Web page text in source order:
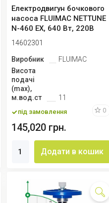
Електродвигун бочкового
насоса FLUIMAC NETTUNE
N-460 EX, 640 Вт, 220B
14602301
Виробник
FLUIMAC
Висота
подачі
(max),
м.вод.ст
11
під замовлення 0
145,020 грн.
Додати в кошик